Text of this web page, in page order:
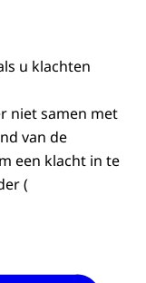
u klachten
niet samen met
van de
een klacht in te
(